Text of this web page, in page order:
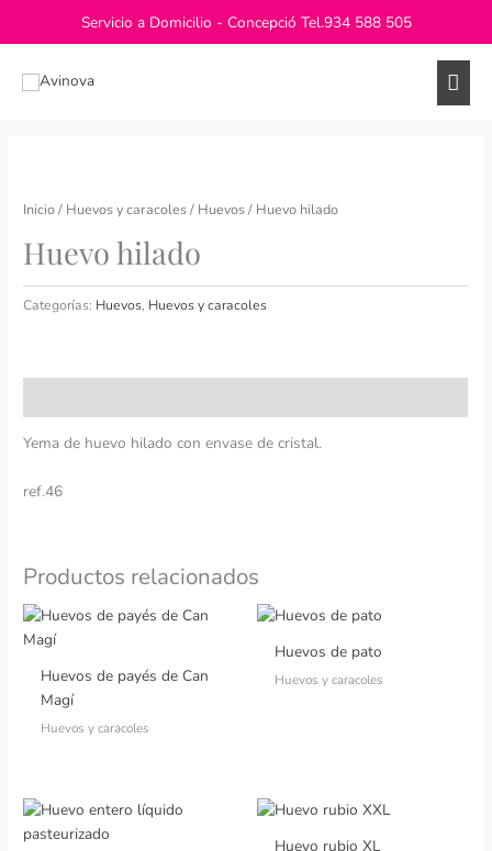
Servicio a Domicilio - Concepció Tel.934 588 505
Inicio/ Huevos y caracoles/ Huevos/ Huevo hilado
Huevo hilado
Categorías: Huevos, Huevos y caracoles
Yema de huevo hilado con envase de cristal.
ref.46
Productos relacionados
Huevos de payés de Can
Magí
Huevos y caracoles
Huevos de pato
Huevos y caracoles
Huevo rubio XL